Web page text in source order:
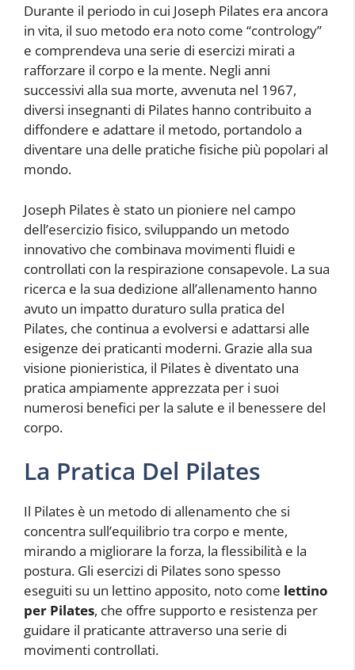
Durante il periodo in cui Joseph Pilates era ancora
in vita, il suo metodo era noto come “contrology”
e comprendeva una serie di esercizi mirati a
rafforzare il corpo e la mente. Negli anni
successivi alla sua morte, avvenuta nel 1967,
diversi insegnanti di Pilates hanno contribuito a
diffondere e adattare il metodo, portandolo a
diventare una delle pratiche fisiche più popolari al
mondo.
Joseph Pilates è stato un pioniere nel campo
dell’esercizio fisico, sviluppando un metodo
innovativo che combinava movimenti fluidi e
controllati con la respirazione consapevole. La sua
ricerca e la sua dedizione all’allenamento hanno
avuto un impatto duraturo sulla pratica del
Pilates, che continua a evolversi e adattarsi alle
esigenze dei praticanti moderni. Grazie alla sua
visione pionieristica, il Pilates è diventato una
pratica ampiamente apprezzata per i suoi
numerosi benefici per la salute e il benessere del
corpo.
La Pratica Del Pilates
Il Pilates è un metodo di allenamento che si
concentra sull’equilibrio tra corpo e mente,
mirando a migliorare la forza, la flessibilità e la
postura. Gli esercizi di Pilates sono spesso
eseguiti su un lettino apposito, noto come lettino
per Pilates, che offre supporto e resistenza per
guidare il praticante attraverso una serie di
movimenti controllati.